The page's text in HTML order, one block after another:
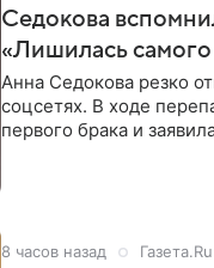
Седокова
«Лишилась
Анна Седокова резко
соцсетях. В ходе
первого брака и
8 часов назад Газета.Ru